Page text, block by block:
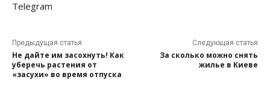
Telegram
Предыдущая статья
Не дайте им засохнуть! Как
уберечь растения от
«засухи» во время отпуска
Следующая статья
За сколько можно снять
жилье в Киеве